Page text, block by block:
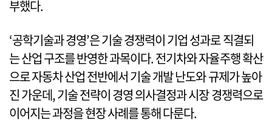
부했다.
‘공학기술과 경영’은 기술 경쟁력이 기업 성과로 직결되
는 산업 구조를 반영한 과목이다. 전기차와 자율주행 확산
으로 자동차 산업 전반에서 기술 개발 난도와 규제가 높아
진 가운데, 기술 전략이 경영 의사결정과 시장 경쟁력으로
이어지는 과정을 현장 사례를 통해 다룬다.